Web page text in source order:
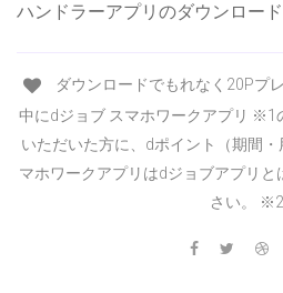
ハンドラーアプリのダウンロード
ダウンロードでもれなく20Pプ
中にdジョブ スマホワークアプリ ※1
いただいた方に、dポイント（期間
マホワークアプリはdジョブアプリ
さい。 ※2.